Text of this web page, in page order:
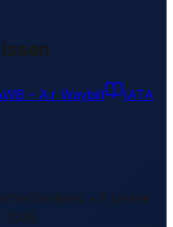
– Air Waybill IATA
Sections • 8 Links▾
2026